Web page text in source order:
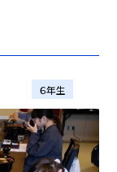
６年生